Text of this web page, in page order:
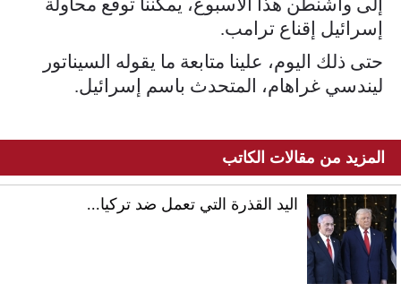
إسرائيل إقناع ترامب.
حتى ذلك اليوم، علينا متابعة ما يقوله السيناتور
ليندسي غراهام، المتحدث باسم إسرائيل.
المزيد من مقالات الكاتب
اليد القذرة التي تعمل ضد تركيا...